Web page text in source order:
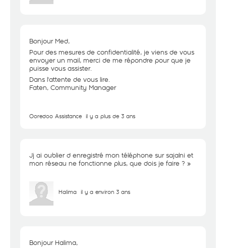
Bonjour Med,
Pour des mesures de confidentialité, je viens de vous
envoyer un mail, merci de me répondre pour que je
puisse vous assister.
Dans l'attente de vous lire.
Faten, Community Manager
Ooredoo Assistance il y a plus de 3 ans
Jj ai oublier d enregistré mon téléphone sur sajalni et
mon réseau ne fonctionne plus, que dois je faire ? »
Halima il y a environ 3 ans
Bonjour Halima,